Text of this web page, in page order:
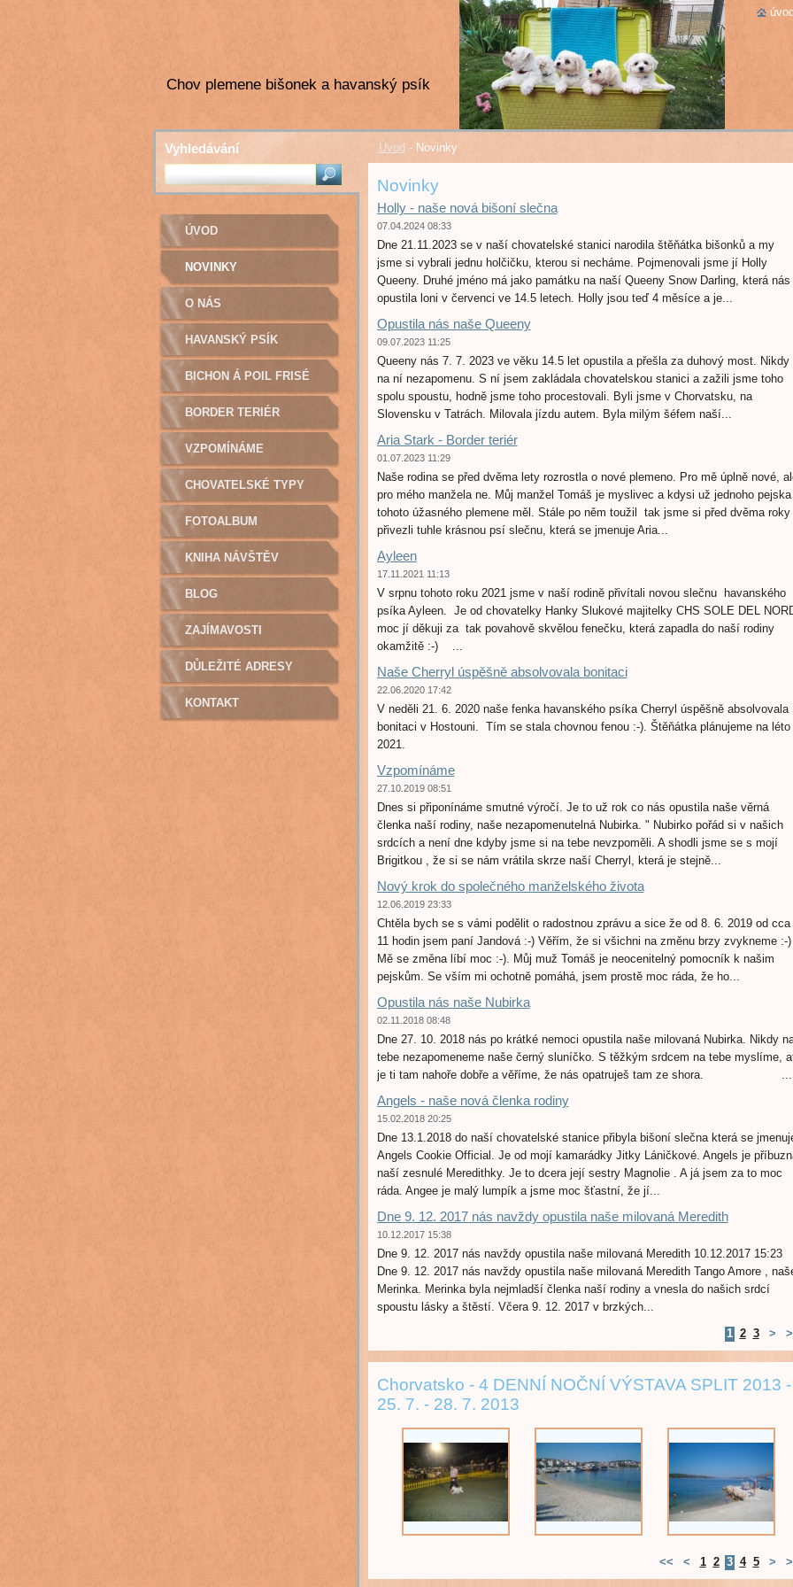
Chov plemene bišonek a havanský psík
Úvod - Novinky
Novinky
Holly - naše nová bišoní slečna
07.04.2024 08:33
Dne 21.11.2023 se v naší chovatelské stanici narodila štěňátka bišonků a my
jsme si vybrali jednu holčičku, kterou si necháme. Pojmenovali jsme jí Holly
Queeny. Druhé jméno má jako památku na naší Queeny Snow Darling, která nás
opustila loni v červenci ve 14.5 letech. Holly jsou teď 4 měsíce a je...
Opustila nás naše Queeny
09.07.2023 11:25
Queeny nás 7. 7. 2023 ve věku 14.5 let opustila a přešla za duhový most. Nikdy
na ní nezapomenu. S ní jsem zakládala chovatelskou stanici a zažili jsme toho
spolu spoustu, hodně jsme toho procestovali. Byli jsme v Chorvatsku, na
Slovensku v Tatrách. Milovala jízdu autem. Byla milým šéfem naší...
Aria Stark - Border teriér
01.07.2023 11:29
Naše rodina se před dvěma lety rozrostla o nové plemeno. Pro mě úplně nové,
pro mého manžela ne. Můj manžel Tomáš je myslivec a kdysi už jednoho pejska
tohoto úžasného plemene měl. Stále po něm toužil tak jsme si před dvěma roky
přivezli tuhle krásnou psí slečnu, která se jmenuje Aria...
Ayleen
17.11.2021 11:13
V srpnu tohoto roku 2021 jsme v naší rodině přivítali novou slečnu havanského
psíka Ayleen. Je od chovatelky Hanky Slukové majitelky CHS SOLE DEL
moc jí děkuji za tak povahově skvělou fenečku, která zapadla do naší rodiny
okamžitě :-) ...
Naše Cherryl úspěšně absolvovala bonitaci
22.06.2020 17:42
V neděli 21. 6. 2020 naše fenka havanského psíka Cherryl úspěšně absolvovala
bonitaci v Hostouni. Tím se stala chovnou fenou :-). Štěňátka plánujeme na léto
2021.
Vzpomínáme
27.10.2019 08:51
Dnes si připonínáme smutné výročí. Je to už rok co nás opustila naše věrná
členka naší rodiny, naše nezapomenutelná Nubirka. " Nubirko pořád si v našich
srdcích a není dne kdyby jsme si na tebe nevzpoměli. A shodli jsme se s mojí
Brigitkou , že si se nám vrátila skrze naší Cherryl, která je stejně...
Nový krok do společného manželského života
12.06.2019 23:33
Chtěla bych se s vámi podělit o radostnou zprávu a sice že od 8. 6. 2019 od cca
11 hodin jsem paní Jandová :-) Věřím, že si všichni na změnu brzy zvykneme :-
Mě se změna líbí moc :-). Můj muž Tomáš je neocenitelný pomocník k našim
pejskům. Se vším mi ochotně pomáhá, jsem prostě moc ráda, že ho...
Opustila nás naše Nubirka
02.11.2018 08:48
Dne 27. 10. 2018 nás po krátké nemoci opustila naše milovaná Nubirka. Nikdy
tebe nezapomeneme naše černý sluníčko. S těžkým srdcem na tebe myslíme,
je ti tam nahoře dobře a věříme, že nás opatruješ tam ze shora. ...
Angels - naše nová členka rodiny
15.02.2018 20:25
Dne 13.1.2018 do naší chovatelské stanice přibyla bišoní slečna která se
Angels Cookie Official. Je od mojí kamarádky Jitky Láničkové. Angels je
naší zesnulé Meredithky. Je to dcera její sestry Magnolie . A já jsem za to moc
ráda. Angee je malý lumpík a jsme moc šťastní, že jí...
Dne 9. 12. 2017 nás navždy opustila naše milovaná Meredith
10.12.2017 15:38
Dne 9. 12. 2017 nás navždy opustila naše milovaná Meredith 10.12.2017 15:23
Dne 9. 12. 2017 nás navždy opustila naše milovaná Meredith Tango Amore ,
Merinka. Merinka byla nejmladší členka naší rodiny a vnesla do našich srdcí
spoustu lásky a štěstí. Včera 9. 12. 2017 v brzkých...
1 2 3 >
Chorvatsko - 4 DENNÍ NOČNÍ VÝSTAVA SPLIT 2013 -
25. 7. - 28. 7. 2013
<< < 1 2 3 4 5 >
ÚVOD
NOVINKY
O NÁS
HAVANSKÝ PSÍK
BICHON Á POIL FRISÉ
BORDER TERIÉR
VZPOMÍNÁME
CHOVATELSKÉ TYPY
FOTOALBUM
KNIHA NÁVŠTĚV
BLOG
ZAJÍMAVOSTI
DŮLEŽITÉ ADRESY
KONTAKT
Vyhledávání